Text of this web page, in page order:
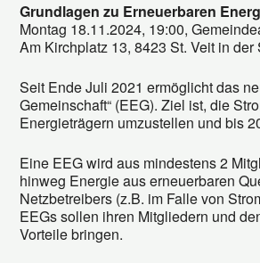
Grundlagen zu Erneuerbaren
Montag 18.11.2024, 19:00,
Am Kirchplatz 13, 8423 St. Veit in der
Seit Ende Juli 2021 ermöglicht das
Gemeinschaft“ (EEG). Ziel ist, die
Energieträgern umzustellen und bis
Eine EEG wird aus mindestens 2
hinweg Energie aus erneuerbaren
Netzbetreibers (z.B. im Falle von
EEGs sollen ihren Mitgliedern und
Vorteile bringen.